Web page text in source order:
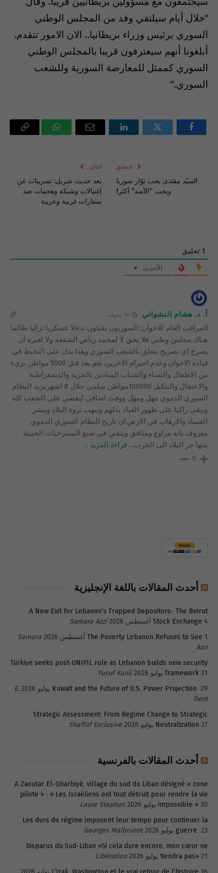
“خلال أيام سيلتقي وفد من المجلس الوطني
السوري برئيس وزراء بريطانيا.. الان الامور تتقدم.
أبلغونا أنهم سيعترفون قريبا بالمجلس الوطني
السوري كممثل للمعارضة السورية وللشعب
السوري.”
فيسبوك تويتر لينكدإن
البريد
واتساب Copy
السابق
السيّد مقتدى يحب ثوّار سوريا
ويحب “الأسد” أكثر!
التالي
بعد حديث شربل: تسريبات عن
إغتيالات وشيكة وهجمات ضد
سفارات غربية وعربية
1 تعليق
الأحدث
أ. د. هشام النشواتي 14 سنوات
المراقب العام للاخوان: السوريون يقبلون تدخلا عسكريا تركيا طالما
هناك مجلس وطني فلا يحق لا لمحمد رياض الشقفة ولا لغيره ان
يصرح اي تصريح يتعلق بالشعب السوري وهذا يدل على التخبط في
قيادة الاخوان وعدم احترام الاخرين. نعم بعد قتل 5000 مواطن بريء
من الاطفال والنساء والشباب المنادين بالحرية والديمقراطية
والاعتقال والتنكيل 100000مواطن سلمي خلال 8 اشهر.يريد النظام
السوري الدموي مهل ومهل ووقت اضافي ليقضي على الشعب كله
ويبقى راكبا على ظهور العباد يذلهم وينهب ثروة البلاد وينشر
الفساد والارهاب في الارض.ان تاريخ النظام السوري الدموي
معروف بانه مراوغ ومنافق ويتفنن في صنع المسرحيات الخبيثة
منها جر البلاد الى الحرب… قراءة المزيد ..
0
أحدث المقالات باللغة الإنجليزية
A New Exit for Lebanon’s Trapped Depositors- The Beirut
Stock Exchange 4 أغسطس 2026
Samara Azzi
The Poverty Lebanon Refuses to See 1 أغسطس 2026
Samara
Azzi
Türkiye seeks post-UNIFIL role as Lebanon builds new security
framework 31 يوليو 2026
Yusuf Kanli
Kuwait and the Future of U.S. Power Projection 29 يوليو 2026
E.
Dent
Strategic Assessment: From Regime Change to Strategic
Neutralization 27 يوليو 2026 Shaffaf Exclusive
أحدث المقالات بالفرنسية
A Zaoutar El-Gharbiyé, village du sud du Liban désigné « zone
pilote » : « Les Israéliens ont tout détruit pour rendre la vie
impossible » 30 يوليو 2026
Laure Stephan
Les durs du régime imposent leur tempo pour continuer la
guerre 23 يوليو 2026
Georges Malbrunot
Disparus du Sud-Liban «Si cela dure encore, mon cœur ne
tiendra pas» 21 يوليو 2026
Libération